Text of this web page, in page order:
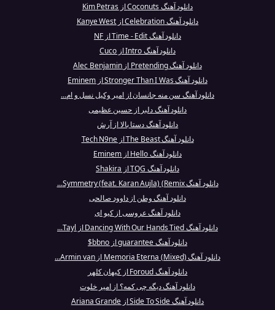
دانلود آهنگ Coconuts از Kim Petras
دانلود آهنگ Celebration از Kanye West
دانلود آهنگ Time - Edit از NF
دانلود آهنگ Intro از Cuco
دانلود آهنگ Pretending از Alec Benjamin
دانلود آهنگ Stronger Than I Was از Eminem
دانلود آهنگ سن منه جانسان از امیر وکیل نسل و ام...
دانلود آهنگ دلبر از حسین عظیمی
دانلود آهنگ دستا بالا از آرش
دانلود آهنگ The Beast از Tech N9ne
دانلود آهنگ Hello از Eminem
دانلود آهنگ TQG از Shakira
دانلود آهنگ Symmetry (feat. Karan Aujla) (Remix...
دانلود آهنگ وطن از داوود صالحی
دانلود آهنگ عروسی از کیو ای
دانلود آهنگ Dancing With Our Hands Tied از Tayl...
دانلود آهنگ guarantee از bbno$
دانلود آهنگ Memoria Eterna (Mixed) از Armin van...
دانلود آهنگ Foroud از کیهان کلهر
دانلود آهنگ دیگه چی کمه؟ از امیر خلوت
دانلود آهنگ Side To Side از Ariana Grande